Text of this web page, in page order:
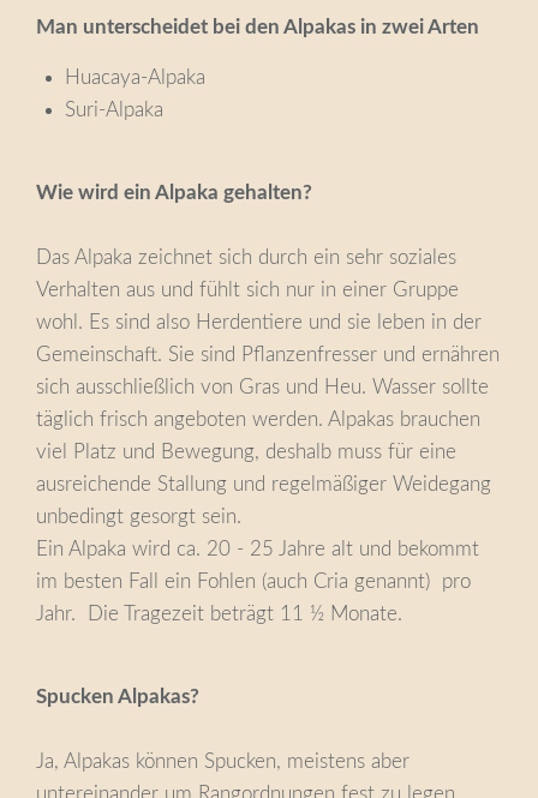
Man unterscheidet bei den Alpakas in zwei Arten
Huacaya-Alpaka
Suri-Alpaka
Wie wird ein Alpaka gehalten?
Das Alpaka zeichnet sich durch ein sehr soziales
Verhalten aus und fühlt sich nur in einer Gruppe
wohl. Es sind also Herdentiere und sie leben in der
Gemeinschaft. Sie sind Pflanzenfresser und ernähren
sich ausschließlich von Gras und Heu. Wasser sollte
täglich frisch angeboten werden. Alpakas brauchen
viel Platz und Bewegung, deshalb muss für eine
ausreichende Stallung und regelmäßiger Weidegang
unbedingt gesorgt sein.
Ein Alpaka wird ca. 20 - 25 Jahre alt und bekommt
im besten Fall ein Fohlen (auch Cria genannt) pro
Jahr. Die Tragezeit beträgt 11 ½ Monate.
Spucken Alpakas?
Ja, Alpakas können Spucken, meistens aber
untereinander um Rangordnungen fest zu legen.